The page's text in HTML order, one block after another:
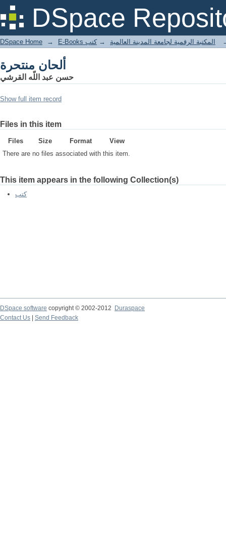
DSpace
ألحان منتحرة
DSpace Home → E-Books المكتبة الرقمية لجامعة المدينة العالمية → كتب
ألحان منتحرة
حسن عبد اللّه القرشي
Show full item record
Files in this item
Files Size Format
View
There are no files associated with this item.
This item appears in the following Collection(s)
كتب
DSpace software copyright © 2002-2012
Duraspace
Contact Us
Send Feedback